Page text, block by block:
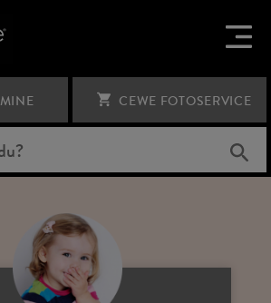
CEWE FOTOSERVICE